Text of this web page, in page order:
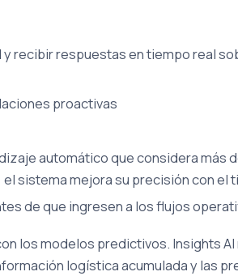
recibir respuestas en tiempo real
proactivas
automático que considera más
sistema mejora su precisión con el
de que ingresen a los flujos
los modelos predictivos. Insights AI
logística acumulada y las